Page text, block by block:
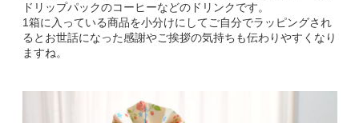
ドリップパックのコーヒーなどのドリンクです。
1箱に入っている商品を小分けにしてご自分でラッピングされ
るとお世話になった感謝やご挨拶の気持ちも伝わりやすくなり
ますね。